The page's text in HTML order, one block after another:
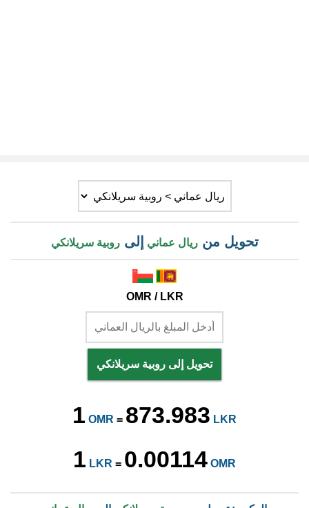
تحويل منريال عماني إلىروبية سريلانكي
OMR / LKR
تحويل إلى روبية سريلانكي
1 OMR = 873.983 LKR
1 LKR = 0.00114 OMR